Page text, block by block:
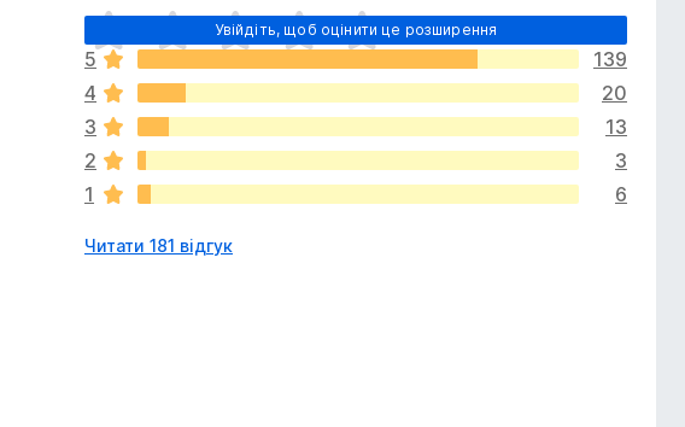
Увійдіть, щоб оцінити це розширення
Щ
е
н
е
м
а
є
о
і
5
139
4
20
3
13
2
3
1
6
Читати 181 відгук